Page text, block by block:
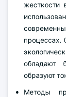
жесткости
процессах.
обладают
образуют
Методы